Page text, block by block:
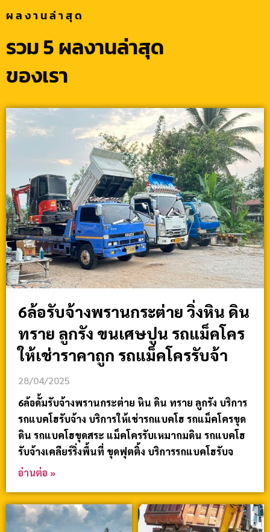
ผลงานล่าสุด
รวม 5 ผลงานล่าสุด
ของเรา
6ล้อรับจ้างพรานกระต่าย วิ่งหิน ดิน
ทราย ลูกรัง ขนเศษปูน รถแม็คโคร
ให้เช่าราคาถูก รถแม็คโครรับจ้า
28/04/2025
6ล้อดั้มรับจ้างพรานกระต่าย หิน ดิน ทราย ลูกรัง บริการ
รถแบคโฮรับจ้าง บริการให้เช่ารถแบคโฮ รถแม็คโครขุด
ดิน รถแบคโฮขุดสระ แม็คโครรับเหมาถมดิน รถแบคโฮ
รับจ้างเคลียร์ริ่งพื้นที่ ขุดฟุตติ้ง บริการรถแบคโฮรับจ
อ่านต่อ »